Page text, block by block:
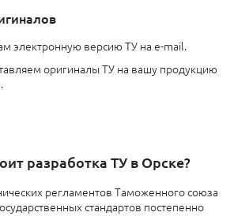
электронную версию ТУ на e-mail.
оригиналы ТУ на вашу продукцию
разработка ТУ в Орске?
регламентов Таможенного союза
стандартов постепенно